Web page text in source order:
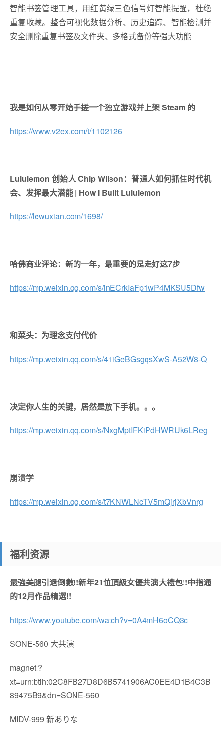
智能书签管理工具，用红黄绿三色信号灯智能提醒，杜绝
重复收藏。整合可视化数据分析、历史追踪、智能检测并
安全删除重复书签及文件夹、多格式备份等强大功能
我是如何从零开始手搓一个独立游戏并上架 Steam 的
https://www.v2ex.com/t/1102126
Lululemon 创始人 Chip Wilson：普通人如何抓住时代机
会、发挥最大潜能 | How I Built Lululemon
https://lewuxian.com/1698/
哈佛商业评论：新的一年，最重要的是走好这7步
https://mp.weixin.qq.com/s/inECrkIaFp1wP4MKSU5Dfw
和菜头：为理念支付代价
https://mp.weixin.qq.com/s/41iGeBGsgqsXwS-A52W8-Q
决定你人生的关键，居然是放下手机。。。
https://mp.weixin.qq.com/s/NxgMptIFKiPdHWRUk6LReg
崩溃学
https://mp.weixin.qq.com/s/t7KNWLNcTV5mQjrjXbVnrg
福利资源
最強美腿引退倒數!!新年21位頂級女優共演大禮包!!中指通
的12月作品精選!!
https://www.youtube.com/watch?v=0A4mH6oCQ3c
SONE-560 大共演
magnet:?
xt=urn:btih:02C8FB27D8D6B5741906AC0EE4D1B4C3B
89475B9&dn=SONE-560
MIDV-999 新ありな